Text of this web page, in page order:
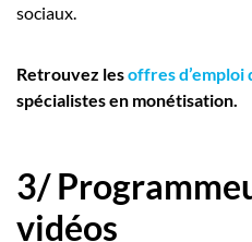
sociaux.
Retrouvez lesoffres d’emploi
spécialistes en monétisation.
3/
vidéos